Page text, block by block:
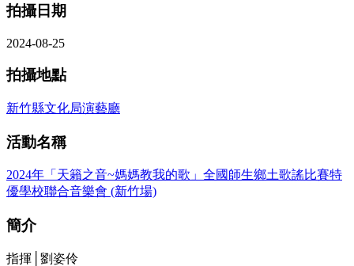
拍攝日期
2024-08-25
拍攝地點
新竹縣文化局演藝廳
活動名稱
2024年「天籟之音~媽媽教我的歌」全國師生鄉土歌謠比賽特
優學校聯合音樂會 (新竹場)
簡介
指揮│劉姿伶